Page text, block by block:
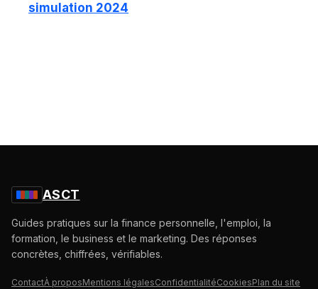
simulation 2024
ASCT
Guides pratiques sur la finance personnelle, l'emploi, la
formation, le business et le marketing. Des réponses
concrètes, chiffrées, vérifiables.
ContactÀ proposMentions légalesConfidentialitéCookiesPlan du site